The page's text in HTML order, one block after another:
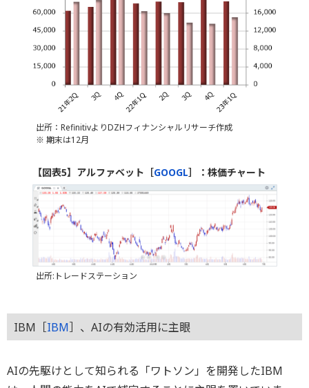
出所：RefinitivよりDZHフィナンシャルリサーチ作成
※ 期末は12月
【図表5】アルファベット［GOOGL］：株価チャート
出所:トレードステーション
IBM［IBM］、AIの有効活用に主眼
AIの先駆けとして知られる「ワトソン」を開発したIBM